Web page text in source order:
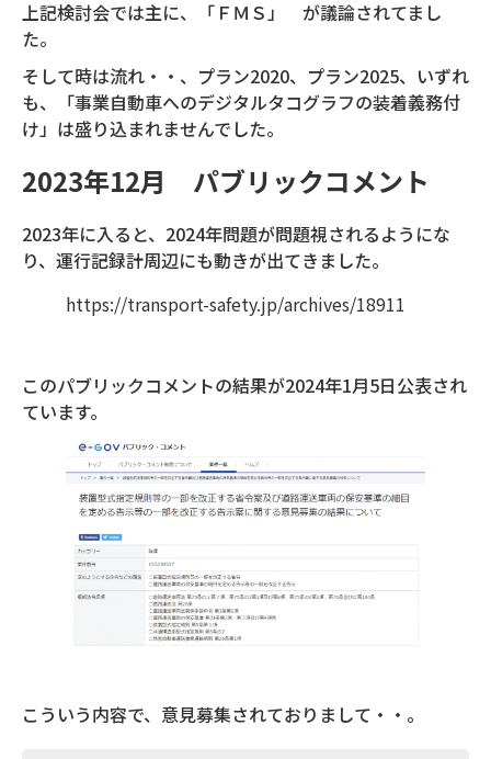
上記検討会では主に、「ＦＭＳ」 が議論されてまし
た。
そして時は流れ・・、プラン2020、プラン2025、いずれ
も、「事業自動車へのデジタルタコグラフの装着義務付
け」は盛り込まれませんでした。
2023年12月 パブリックコメント
2023年に入ると、2024年問題が問題視されるようにな
り、運行記録計周辺にも動きが出てきました。
https://transport-safety.jp/archives/18911
このパブリックコメントの結果が2024年1月5日公表され
ています。
こういう内容で、意見募集されておりまして・・。